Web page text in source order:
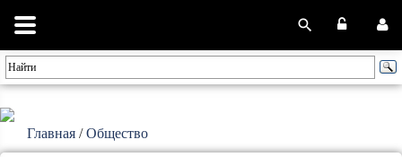
Главная /Общество